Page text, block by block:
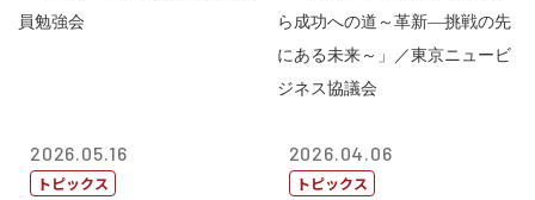
2026.05.16
トピックス
2026.04.06
トピックス